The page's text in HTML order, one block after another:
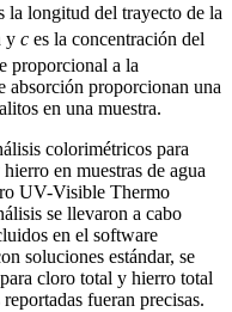
la longitud del trayecto de la
y c es la concentración del
proporcional a la
absorción proporcionan una
en una muestra.
colorimétricos para
en muestras de agua
UV-Visible Thermo
se llevaron a cabo
en el software
soluciones estándar, se
cloro total y hierro total
fueran precisas.